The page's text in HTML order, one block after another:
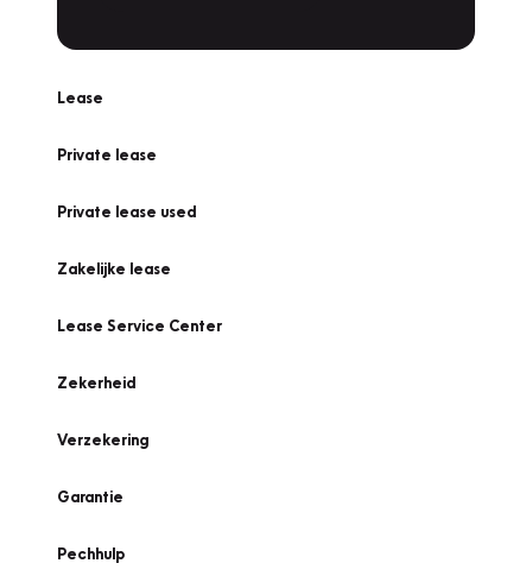
Lease
Private lease
Private lease used
Zakelijke lease
Lease Service Center
Zekerheid
Verzekering
Garantie
Pechhulp